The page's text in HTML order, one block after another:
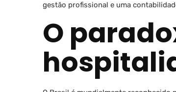
gestão profissional e uma
O